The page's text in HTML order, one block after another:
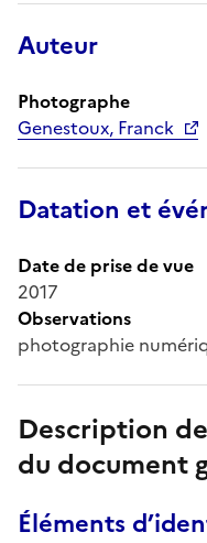
Auteur
Photographe
Genestoux, Franck
Datation et
Date de prise de vue
2017
Observations
photographie
Description
du document
Éléments